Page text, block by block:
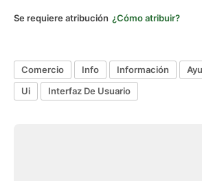
Se requiere atribución ¿Cómo atribuir?
Comercio Info Información
Ui
Interfaz De Usuario